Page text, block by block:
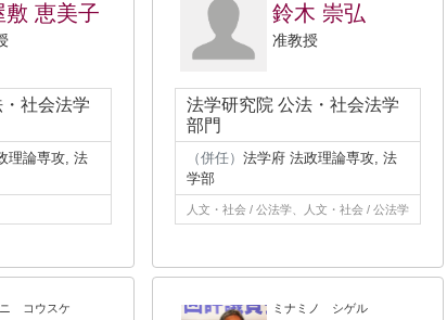
敷 恵美子
社会法学
理論専攻, 法
鈴木 崇弘
准教授
法学研究院 公法・社会法学
部門
（併任） 法学府 法政理論専攻, 法
学部
人文・社会 / 公法学、人文・社会 / 公法学
コウスケ ミナミノ シゲル